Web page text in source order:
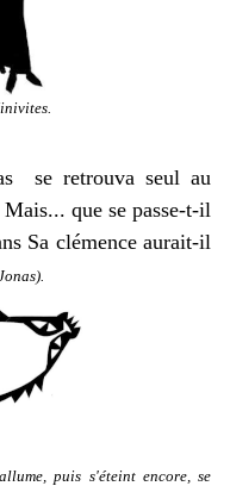
se retrouva seul au
que se passe-t-il
Sa clémence aurait-il
puis s'éteint encore, se